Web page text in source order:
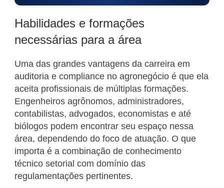
Habilidades e formações
necessárias para a área
Uma das grandes vantagens da carreira em
auditoria e compliance no agronegócio é que ela
aceita profissionais de múltiplas formações.
Engenheiros agrônomos, administradores,
contabilistas, advogados, economistas e até
biólogos podem encontrar seu espaço nessa
área, dependendo do foco de atuação. O que
importa é a combinação de conhecimento
técnico setorial com domínio das
regulamentações pertinentes.